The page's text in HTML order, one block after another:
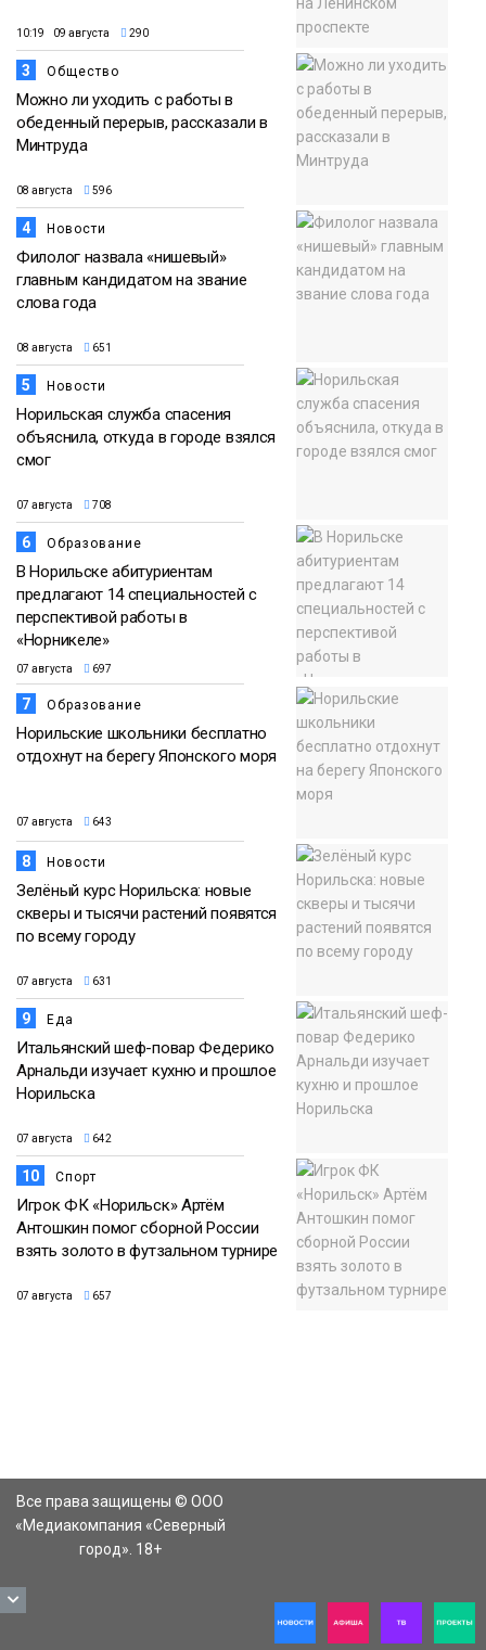
10:19 09 августа 290
3 Общество
Можно ли уходить с работы в
обеденный перерыв, рассказали в
Минтруда
08 августа 596
4 Новости
Филолог назвала «нишевый»
главным кандидатом на звание
слова года
08 августа 651
5 Новости
Норильская служба спасения
объяснила, откуда в городе взялся
смог
07 августа 708
6 Образование
В Норильске абитуриентам
предлагают 14 специальностей с
перспективой работы в
«Норникеле»
07 августа 697
7 Образование
Норильские школьники бесплатно
отдохнут на берегу Японского моря
07 августа 643
8 Новости
Зелёный курс Норильска: новые
скверы и тысячи растений появятся
по всему городу
07 августа 631
9 Еда
Итальянский шеф-повар Федерико
Арнальди изучает кухню и прошлое
Норильска
07 августа 642
10 Спорт
Игрок ФК «Норильск» Артём
Антошкин помог сборной России
взять золото в футзальном турнире
07 августа 657
Все права защищены © ООО
«Медиакомпания «Северный
город». 18+